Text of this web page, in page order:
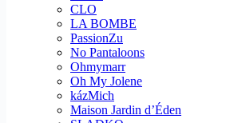
CLO
LA BOMBE
PassionZu
No Pantaloons
Ohmymarr
Oh My Jolene
kázMich
Maison Jardin d’Éden